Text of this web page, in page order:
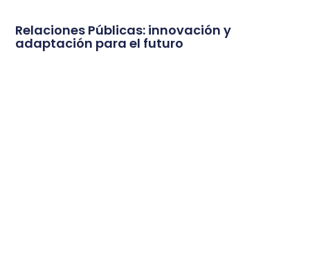
Relaciones Públicas: innovación y
adaptación para el futuro